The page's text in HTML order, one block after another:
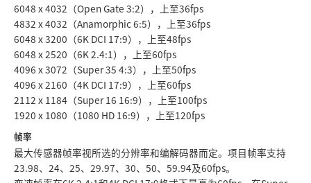
Sweden
中华台北
Turkey
UAE
United Kingdom
6048 x 4032（Open Gate 3:2），上至36fps
4832 x 4032（Anamorphic 6:5），上至36fps
6048 x 3200（6K DCI 17:9），上至48fps
6048 x 2520（6K 2.4:1），上至60fps
4096 x 3072（Super 35 4:3），上至50fps
4096 x 2160（4K DCI 17:9），上至60fps
2112 x 1184（Super 16 16:9），上至100fps
1920 x 1080（1080 HD 16:9），上至120fps
帧率
最大传感器帧率视所选的分辨率和编解码器而定。项目帧率支持
23.98、24、25、29.97、30、50、59.94及60fps。